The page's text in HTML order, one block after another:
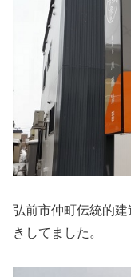
弘前市仲町伝統的
きしてました。